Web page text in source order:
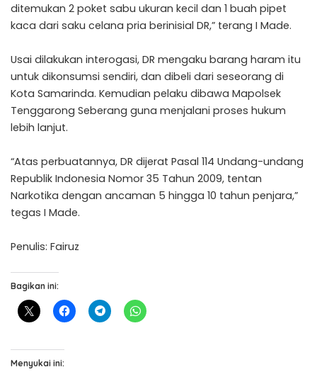
ditemukan 2 poket sabu ukuran kecil dan 1 buah pipet
kaca dari saku celana pria berinisial DR,” terang I Made.
Usai dilakukan interogasi, DR mengaku barang haram itu
untuk dikonsumsi sendiri, dan dibeli dari seseorang di
Kota Samarinda. Kemudian pelaku dibawa Mapolsek
Tenggarong Seberang guna menjalani proses hukum
lebih lanjut.
“Atas perbuatannya, DR dijerat Pasal 114 Undang-undang
Republik Indonesia Nomor 35 Tahun 2009, tentan
Narkotika dengan ancaman 5 hingga 10 tahun penjara,”
tegas I Made.
Penulis: Fairuz
Bagikan ini:
Menyukai ini: